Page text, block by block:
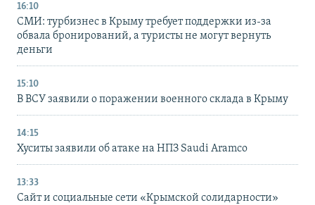
16:10
СМИ: турбизнес в Крыму требует поддержки из-за
обвала бронирований, а туристы не могут вернуть
деньги
15:10
В ВСУ заявили о поражении военного склада в Крыму
14:15
Хуситы заявили об атаке на НПЗ Saudi Aramco
13:33
Сайт и социальные сети «Крымской солидарности»